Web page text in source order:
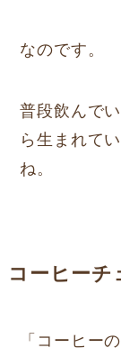
なのです。
普段飲んで
ら生まれて
ね。
コーヒーチ
「コーヒー